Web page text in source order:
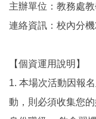
主辦單位：教務處
連絡資訊：校內分
【個資運用說明】
1. 本場次活動因報
動，則必須收集您